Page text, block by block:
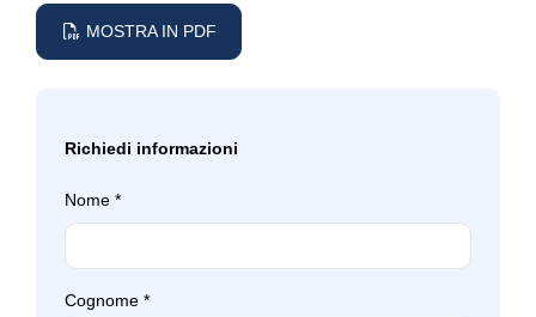
MOSTRA IN PDF
Richiedi informazioni
Nome *
Cognome *